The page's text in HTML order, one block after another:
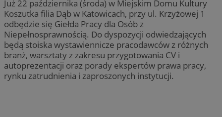
Już 22 października (środa) w Miejskim Domu Kultury
Koszutka filia Dąb w Katowicach, przy ul. Krzyżowej 1
odbędzie się Giełda Pracy dla Osób z
Niepełnosprawnością. Do dyspozycji odwiedzających
będą stoiska wystawiennicze pracodawców z różnych
branż, warsztaty z zakresu przygotowania CV i
autoprezentacji oraz porady ekspertów prawa pracy,
rynku zatrudnienia i zaproszonych instytucji.